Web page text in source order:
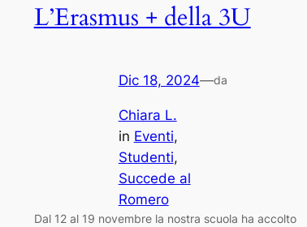
L’Erasmus + della 3U
Dic 18, 2024—da
Chiara L.
in Eventi
Studenti
Succede al
Romero
Dal 12 al 19 novembre la nostra scuola ha accolto